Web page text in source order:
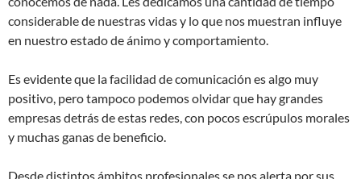
considerable de nuestras vidas y lo que nos muestran influye
en nuestro estado de ánimo y comportamiento.
Es evidente que la facilidad de comunicación es algo muy
positivo, pero tampoco podemos olvidar que hay grandes
empresas detrás de estas redes, con pocos escrúpulos morales
y muchas ganas de beneficio.
Desde distintos ámbitos profesionales se nos alerta por sus